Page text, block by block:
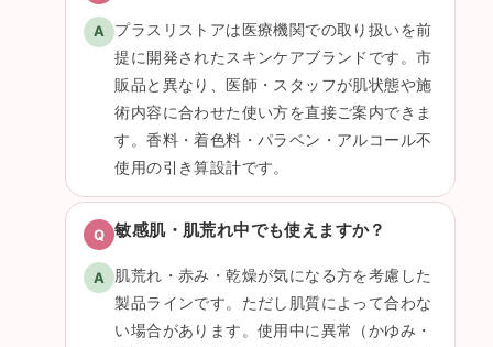
プラスリストアは医療機関での取り扱いを前
提に開発されたスキンケアブランドです。市
販品と異なり、医師・スタッフが肌状態や施
術内容に合わせた使い方を直接ご案内できま
す。香料・着色料・パラベン・アルコール不
使用の引き算設計です。
敏感肌・肌荒れ中でも使えますか？
肌荒れ・赤み・乾燥が気になる方を考慮した
製品ラインです。ただし肌質によって合わな
い場合があります。使用中に異常（かゆみ・